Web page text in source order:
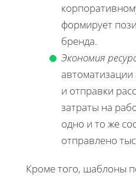
формирует
бренда.
Экономия
автоматизации
и отправки
затраты на
одно и то же
отправлено
Кроме того, шаблоны